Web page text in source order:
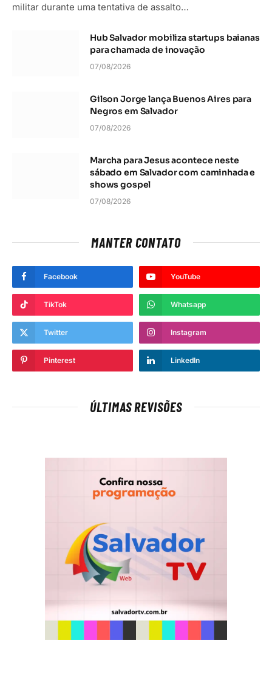
militar durante uma tentativa de assalto…
Hub Salvador mobiliza startups baianas
para chamada de inovação
07/08/2026
Gilson Jorge lança Buenos Aires para
Negros em Salvador
07/08/2026
Marcha para Jesus acontece neste
sábado em Salvador com caminhada e
shows gospel
07/08/2026
MANTER CONTATO
Facebook YouTube
TikTok Whatsapp
Twitter Instagram
Pinterest LinkedIn
ÚLTIMAS REVISÕES